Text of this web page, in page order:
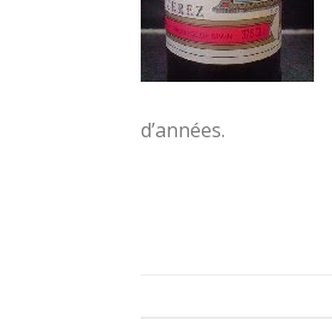
d’années.